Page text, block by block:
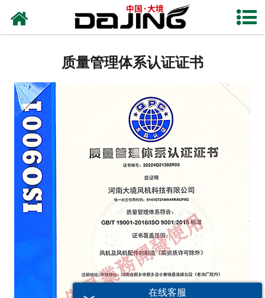
网站首页
风机知识
新闻中心
联系我们
质量管理体系认证证书
在线客服